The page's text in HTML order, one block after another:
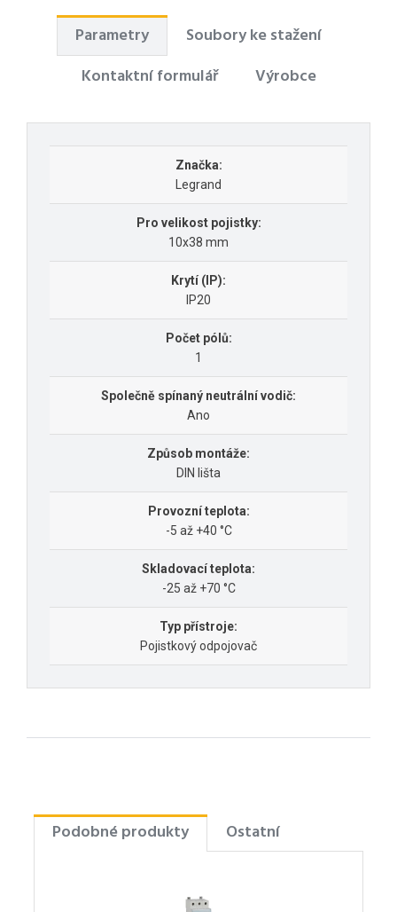
Parametry
Soubory ke stažení
Kontaktní formulář
Výrobce
Značka:
Legrand
Pro velikost pojistky:
10x38 mm
Krytí (IP):
IP20
Počet pólů:
1
Společně spínaný neutrální vodič:
Ano
Způsob montáže:
DIN lišta
Provozní teplota:
-5 až +40 °C
Skladovací teplota:
-25 až +70 °C
Typ přístroje:
Pojistkový odpojovač
Podobné produkty Ostatní